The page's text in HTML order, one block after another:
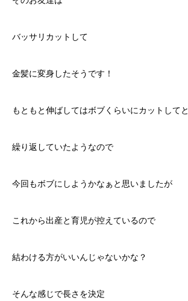
バッサリカットして
金髪に変身したそうです！
もともと伸ばしてはボブくらいにカットしてと
繰り返していたようなので
今回もボブにしようかなぁと思いましたが
これから出産と育児が控えているので
結わける方がいいんじゃないかな？
そんな感じで長さを決定